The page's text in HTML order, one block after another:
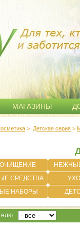
МАГАЗИНЫ
> Детская серия >
ОЧИЩЕНИЕ
СРЕДСТВА
НАБОРЫ